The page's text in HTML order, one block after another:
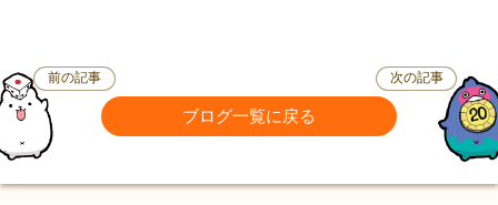
前の記事
ブログ一覧に戻る
次の記事